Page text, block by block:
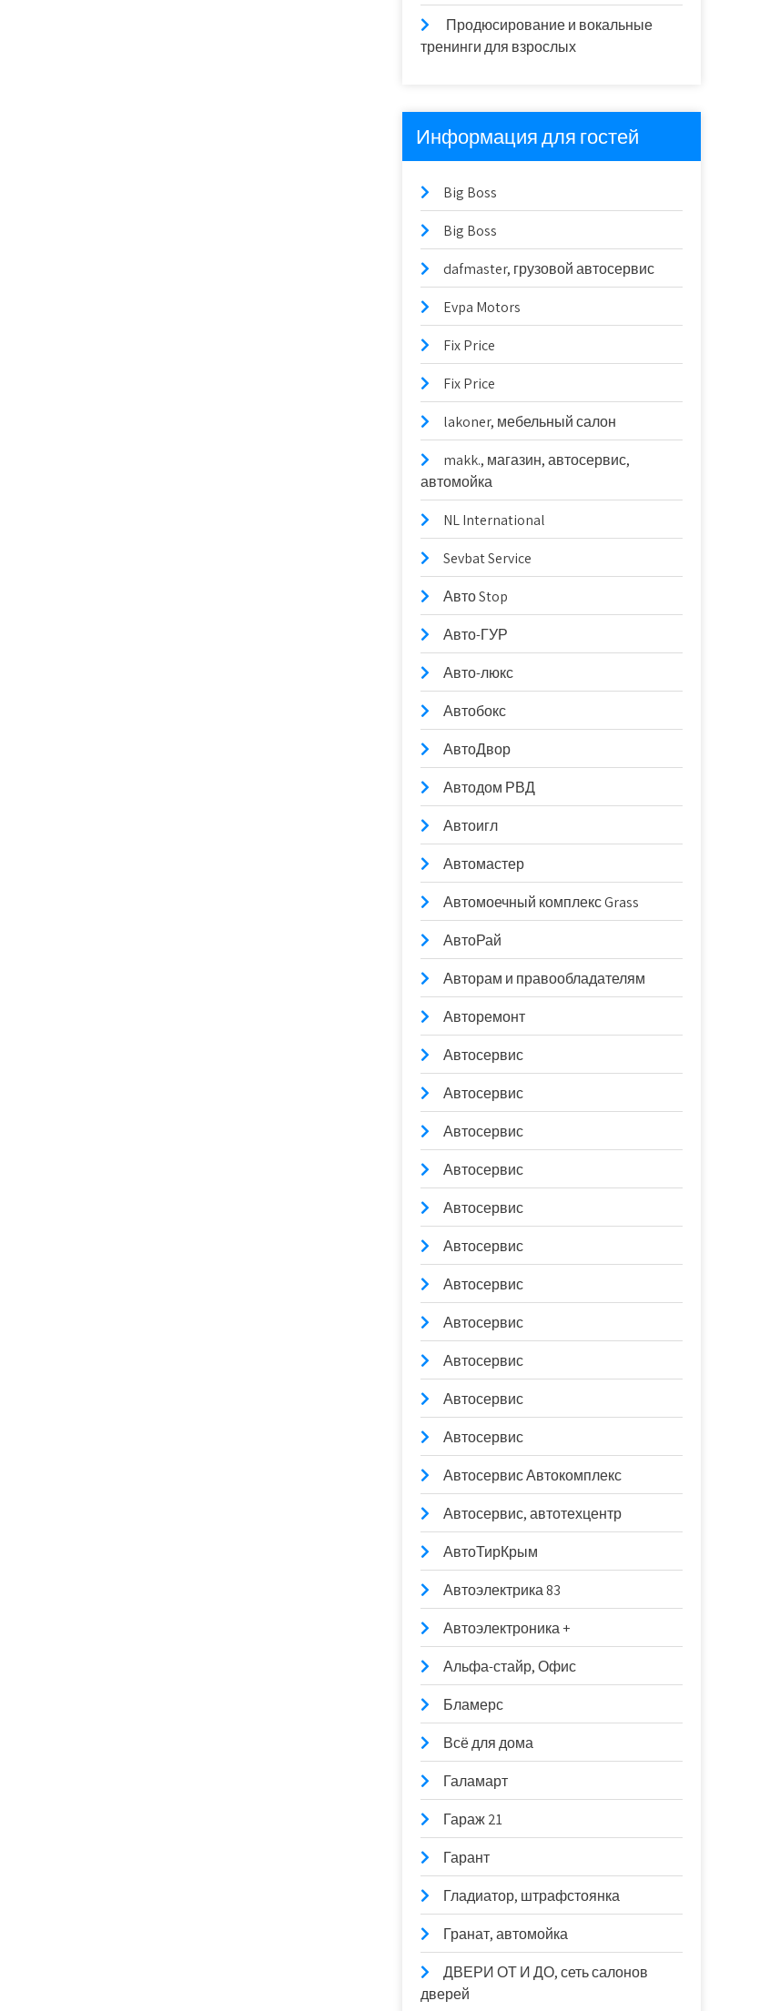
Продюсирование и вокальные
тренинги для взрослых
Информация для гостей
Big Boss
Big Boss
dafmaster, грузовой автосервис
Evpa Motors
Fix Price
Fix Price
lakoner, мебельный салон
makk., магазин, автосервис,
автомойка
NL International
Sevbat Service
Авто Stop
Авто-ГУР
Авто-люкс
Автобокс
АвтоДвор
Автодом РВД
Автоигл
Автомастер
Автомоечный комплекс Grass
АвтоРай
Авторам и правообладателям
Авторемонт
Автосервис
Автосервис
Автосервис
Автосервис
Автосервис
Автосервис
Автосервис
Автосервис
Автосервис
Автосервис
Автосервис
Автосервис Автокомплекс
Автосервис, автотехцентр
АвтоТирКрым
Автоэлектрика 83
Автоэлектроника +
Альфа-стайр, Офис
Бламерс
Всё для дома
Галамарт
Гараж 21
Гарант
Гладиатор, штрафстоянка
Гранат, автомойка
ДВЕРИ ОТ И ДО, сеть салонов
дверей